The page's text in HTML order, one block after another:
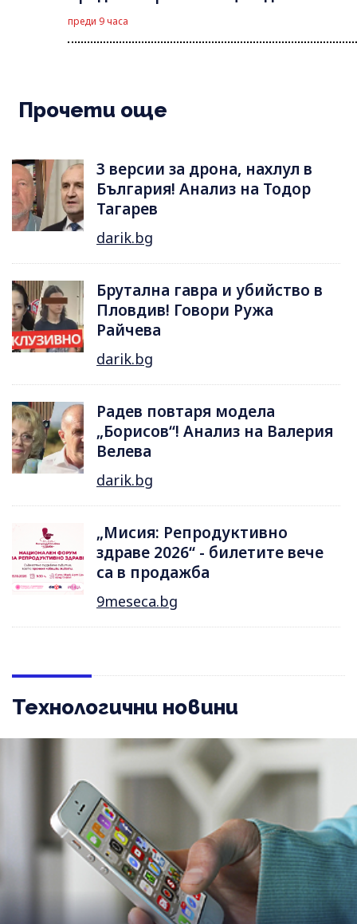
преди 9 часа
Прочети още
3 версии за дрона, нахлул в
България! Анализ на Тодор
Тагарев
darik.bg
Брутална гавра и убийство в
Пловдив! Говори Ружа
Райчева
darik.bg
Радев повтаря модела
„Борисов“! Анализ на Валерия
Велева
darik.bg
„Мисия: Репродуктивно
здраве 2026“ - билетите вече
са в продажба
9meseca.bg
Технологични новини